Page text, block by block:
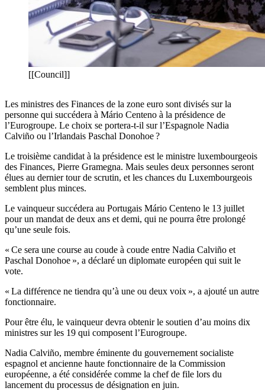
[[Council]]
Les ministres des Finances de la zone euro sont divisés sur la
personne qui succédera à Mário Centeno à la présidence de
l’Eurogroupe. Le choix se portera-t-il sur l’Espagnole Nadia
Calviño ou l’Irlandais Paschal Donohoe ?
Le troisième candidat à la présidence est le ministre luxembourgeois
des Finances, Pierre Gramegna. Mais seules deux personnes seront
élues au dernier tour de scrutin, et les chances du Luxembourgeois
semblent plus minces.
Le vainqueur succédera au Portugais Mário Centeno le 13 juillet
pour un mandat de deux ans et demi, qui ne pourra être prolongé
qu’une seule fois.
« Ce sera une course au coude à coude entre Nadia Calviño et
Paschal Donohoe », a déclaré un diplomate européen qui suit le
vote.
« La différence ne tiendra qu’à une ou deux voix », a ajouté un autre
fonctionnaire.
Pour être élu, le vainqueur devra obtenir le soutien d’au moins dix
ministres sur les 19 qui composent l’Eurogroupe.
Nadia Calviño, membre éminente du gouvernement socialiste
espagnol et ancienne haute fonctionnaire de la Commission
européenne, a été considérée comme la chef de file lors du
lancement du processus de désignation en juin.